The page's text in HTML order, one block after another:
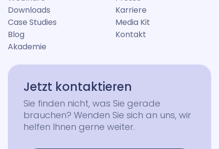
Downloads
Case Studies
Blog
Akademie
Karriere
Media Kit
Kontakt
Jetzt kontaktieren
Sie finden nicht, was Sie gerade
brauchen? Wenden Sie sich an uns, wir
helfen Ihnen gerne weiter.